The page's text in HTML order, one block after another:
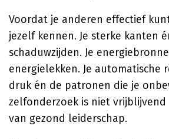
Voordat je anderen effectief
jezelf kennen. Je sterke kanten
schaduwzijden. Je
energielekken. Je automatische
druk én de patronen die je
zelfonderzoek is niet vrijblijvend
van gezond leiderschap.